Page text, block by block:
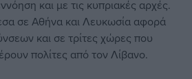
και με τις κυπριακές αρχές.
σε Αθήνα και Λευκωσία αφορά
και σε τρίτες χώρες που
πολίτες από τον Λίβανο.